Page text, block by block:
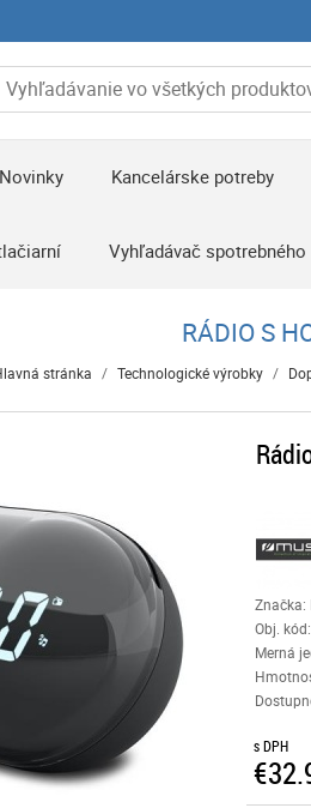
Novinky Kancelárske potreby
Vyhľadávač
RÁDIO S
stránka / Technologické výrobky /
Značka:
Obj. kód:
Merná
s DPH